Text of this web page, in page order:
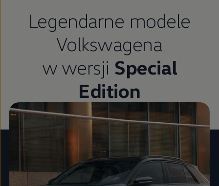
Legendarne modele
Volkswagena
w wersji Special
Edition